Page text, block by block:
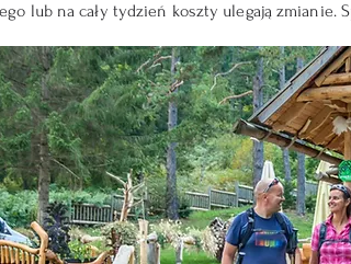
lub na cały tydzień koszty ulegają zmianie.